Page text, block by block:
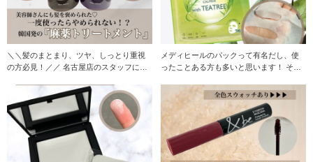
＼＼髪のまとまり、ツヤ、しっとり重視
の方必見！／／ 名古屋店のスタッフに紹
メディヒールのパックって有名だし、使
ったことある方も多いと思います！ そん